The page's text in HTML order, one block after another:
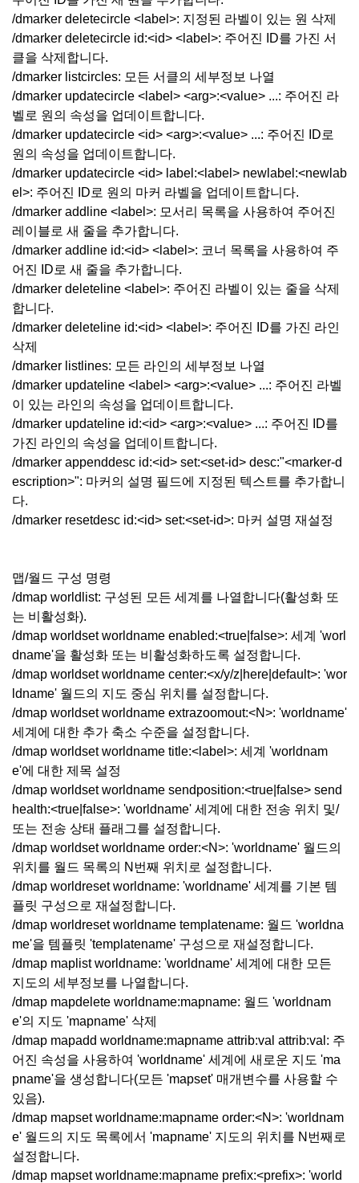
/dmarker deletecircle <label>: 지정된 라벨이 있는 원 삭제
/dmarker deletecircle id:<id> <label>: 주어진 ID를 가진 서
클을 삭제합니다.
/dmarker listcircles: 모든 서클의 세부정보 나열
/dmarker updatecircle <label> <arg>:<value> ...: 주어진 라
벨로 원의 속성을 업데이트합니다.
/dmarker updatecircle <id> <arg>:<value> ...: 주어진 ID로
원의 속성을 업데이트합니다.
/dmarker updatecircle <id> label:<label> newlabel:<newlab
el>: 주어진 ID로 원의 마커 라벨을 업데이트합니다.
/dmarker addline <label>: 모서리 목록을 사용하여 주어진
레이블로 새 줄을 추가합니다.
/dmarker addline id:<id> <label>: 코너 목록을 사용하여 주
어진 ID로 새 줄을 추가합니다.
/dmarker deleteline <label>: 주어진 라벨이 있는 줄을 삭제
합니다.
/dmarker deleteline id:<id> <label>: 주어진 ID를 가진 라인
삭제
/dmarker listlines: 모든 라인의 세부정보 나열
/dmarker updateline <label> <arg>:<value> ...: 주어진 라벨
이 있는 라인의 속성을 업데이트합니다.
/dmarker updateline id:<id> <arg>:<value> ...: 주어진 ID를
가진 라인의 속성을 업데이트합니다.
/dmarker appenddesc id:<id> set:<set-id> desc:"<marker-d
escription>": 마커의 설명 필드에 지정된 텍스트를 추가합니
다.
/dmarker resetdesc id:<id> set:<set-id>: 마커 설명 재설정
맵/월드 구성 명령
/dmap worldlist: 구성된 모든 세계를 나열합니다(활성화 또
는 비활성화).
/dmap worldset worldname enabled:<true|false>: 세계 'worl
dname'을 활성화 또는 비활성화하도록 설정합니다.
/dmap worldset worldname center:<x/y/z|here|default>: 'wor
ldname' 월드의 지도 중심 위치를 설정합니다.
/dmap worldset worldname extrazoomout:<N>: 'worldname'
세계에 대한 추가 축소 수준을 설정합니다.
/dmap worldset worldname title:<label>: 세계 'worldnam
e'에 대한 제목 설정
/dmap worldset worldname sendposition:<true|false> send
health:<true|false>: 'worldname' 세계에 대한 전송 위치 및/
또는 전송 상태 플래그를 설정합니다.
/dmap worldset worldname order:<N>: 'worldname' 월드의
위치를 월드 목록의 N번째 위치로 설정합니다.
/dmap worldreset worldname: 'worldname' 세계를 기본 템
플릿 구성으로 재설정합니다.
/dmap worldreset worldname templatename: 월드 'worldna
me'을 템플릿 'templatename' 구성으로 재설정합니다.
/dmap maplist worldname: 'worldname' 세계에 대한 모든
지도의 세부정보를 나열합니다.
/dmap mapdelete worldname:mapname: 월드 'worldnam
e'의 지도 'mapname' 삭제
/dmap mapadd worldname:mapname attrib:val attrib:val: 주
어진 속성을 사용하여 'worldname' 세계에 새로운 지도 'ma
pname'을 생성합니다(모든 'mapset' 매개변수를 사용할 수
있음).
/dmap mapset worldname:mapname order:<N>: 'worldnam
e' 월드의 지도 목록에서 'mapname' 지도의 위치를 N번째로
설정합니다.
/dmap mapset worldname:mapname prefix:<prefix>: 'world